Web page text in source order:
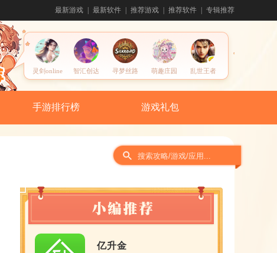
最新游戏 最新软件 推荐游戏 推荐软件 专辑推荐
灵剑online 智汇创达 寻梦丝路 萌趣庄园 乱世王者
手游排行榜 游戏礼包
亿升金